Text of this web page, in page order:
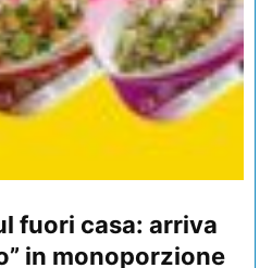
fuori casa: arriva
in monoporzione